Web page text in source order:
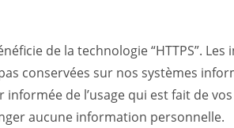
de la technologie “HTTPS”.
conservées sur nos systèmes
de l’usage qui est fait de
aucune information personnelle.